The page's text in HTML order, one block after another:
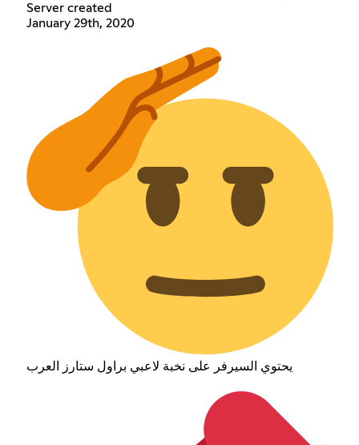
Server created
January 29th, 2020
يحتوي السيرفر على نخبة لاعبي براول ستارز العرب